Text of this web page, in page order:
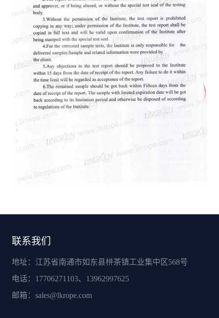
联系我们
地址：江苏省南通市如东县栟茶镇工业集中区568号
电话：17706271103、13962997625
邮箱： sales@lkrope.com